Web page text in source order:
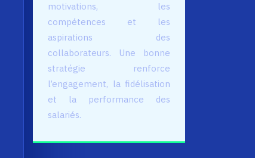
motivations, les
compétences et les
aspirations des
collaborateurs. Une bonne
stratégie renforce
l’engagement, la fidélisation
et la performance des
salariés.